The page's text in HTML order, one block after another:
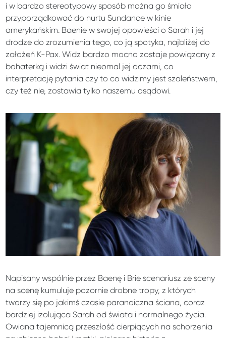
i w bardzo stereotypowy sposób można go śmiało
przyporządkować do nurtu Sundance w kinie
amerykańskim. Baenie w swojej opowieści o Sarah i jej
drodze do zrozumienia tego, co ją spotyka, najbliżej do
założeń K-Pax. Widz bardzo mocno zostaje powiązany z
bohaterką i widzi świat nieomal jej oczami, co
interpretację pytania czy to co widzimy jest szaleństwem,
czy też nie, zostawia tylko naszemu osądowi.
Napisany wspólnie przez Baenę i Brie scenariusz ze sceny
na scenę kumuluje pozornie drobne tropy, z których
tworzy się po jakimś czasie paranoiczna ściana, coraz
bardziej izolująca Sarah od świata i normalnego życia.
Owiana tajemnicą przeszłość cierpiących na schorzenia